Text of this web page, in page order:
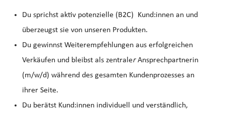
Du sprichst aktiv potenzielle (B2C) Kund:innen an und
überzeugst sie von unseren Produkten.
Du gewinnst Weiterempfehlungen aus erfolgreichen
Verkäufen und bleibst als zentralerAnsprechpartnerin
(m/w/d) während des gesamten Kundenprozesses an
ihrer Seite.
Du berätst Kund:innen individuell und verständlich,